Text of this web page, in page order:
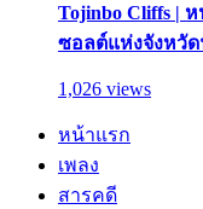
Tojinbo Cliffs |
ซอลต์แห่งจังหวั
1,026 views
หน้าแรก
เพลง
สารคดี